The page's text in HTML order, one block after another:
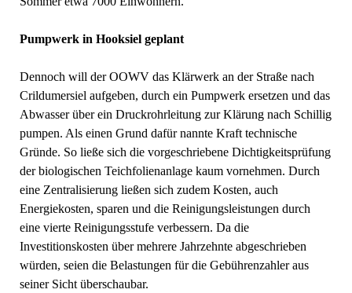
Pumpwerk in Hooksiel geplant
Dennoch will der OOWV das Klärwerk an der Straße nach
Crildumersiel aufgeben, durch ein Pumpwerk ersetzen und das
Abwasser über ein Druckrohrleitung zur Klärung nach Schillig
pumpen. Als einen Grund dafür nannte Kraft technische
Gründe. So ließe sich die vorgeschriebene Dichtigkeitsprüfung
der biologischen Teichfolienanlage kaum vornehmen. Durch
eine Zentralisierung ließen sich zudem Kosten, auch
Energiekosten, sparen und die Reinigungsleistungen durch
eine vierte Reinigungsstufe verbessern. Da die
Investitionskosten über mehrere Jahrzehnte abgeschrieben
würden, seien die Belastungen für die Gebührenzahler aus
seiner Sicht überschaubar.